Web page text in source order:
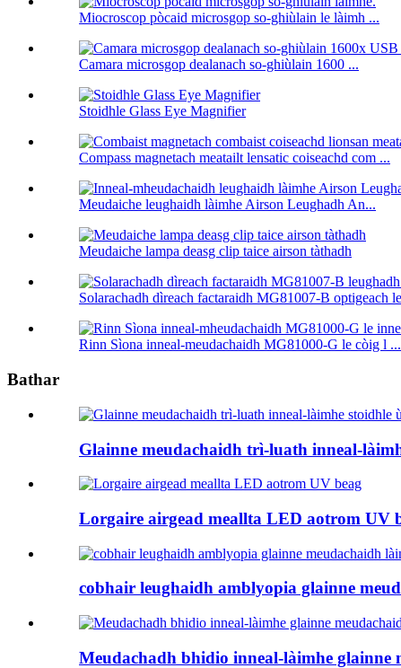
Miocroscop pòcaid microsgop so-ghiùlain le làimh ...
Camara microsgop dealanach so-ghiùlain 1600 ...
Stoidhle Glass Eye Magnifier
Compass magnetach meatailt lensatic coiseachd com ...
Meudaiche leughaidh làimhe Airson Leughadh An...
Meudaiche lampa deasg clip taice airson tàthadh
Solarachadh dìreach factaraidh MG81007-B optigeach
Rinn Sìona inneal-meudachaidh MG81000-G le còig l ...
Bathar
Glainne meudachaidh trì-luath inneal-
Lorgaire airgead meallta LED aotrom UV
cobhair leughaidh amblyopia glainne
Meudachadh bhidio inneal-làimhe glainne